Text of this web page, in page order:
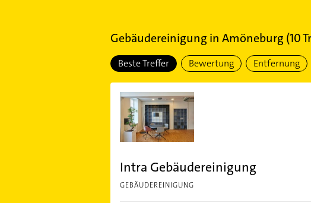
Gebäudereinigung in Amöneburg (10
Beste Treffer Bewertung Entfernung
Intra Gebäudereinigung
GEBÄUDEREINIGUNG